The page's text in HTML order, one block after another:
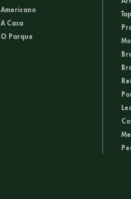
Americano
A Casa
O Parque